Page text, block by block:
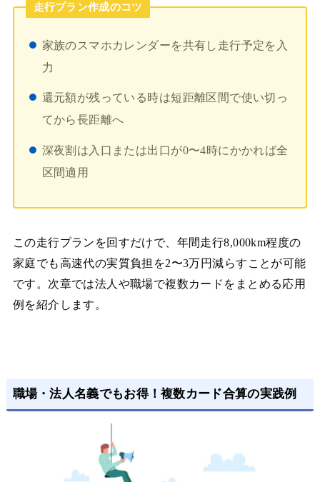
走行プラン作成のコツ
家族のスマホカレンダーを共有し走行予定を入
力
還元額が残っている時は短距離区間で使い切っ
てから長距離へ
深夜割は入口または出口が0〜4時にかかれば全
区間適用
この走行プランを回すだけで、年間走行8,000km程度の
家庭でも高速代の実質負担を2〜3万円減らすことが可能
です。次章では法人や職場で複数カードをまとめる応用
例を紹介します。
職場・法人名義でもお得！複数カード合算の実践例